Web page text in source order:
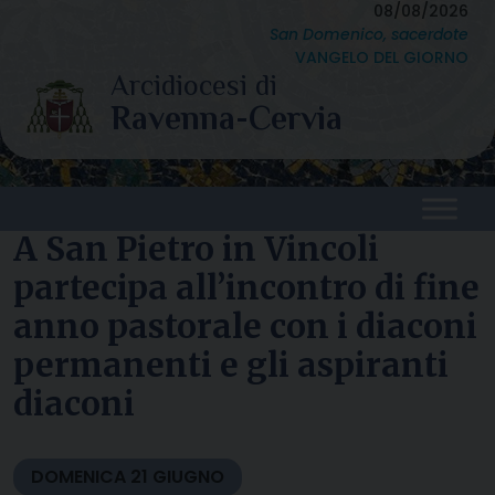
content
08/08/2026
San Domenico, sacerdote
VANGELO DEL GIORNO
A San Pietro in Vincoli
partecipa all’incontro di fine
anno pastorale con i diaconi
permanenti e gli aspiranti
diaconi
DOMENICA 21 GIUGNO